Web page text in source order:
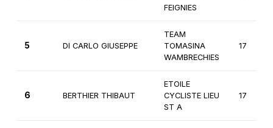
FEIGNIES
5 DI CARLO GIUSEPPE
TEAM
TOMASINA
WAMBRECHIES
17
6 BERTHIER THIBAUT
ETOILE
CYCLISTE LIEU
ST A
17